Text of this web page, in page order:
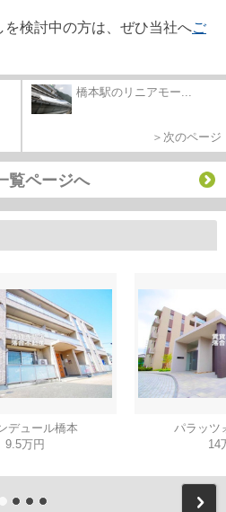
検討中の方は、ぜひ当社へご
橋本駅のリニアモー...
＞次のページ
覧ページへ
デュール橋本
9.5万円
パラッツ
14